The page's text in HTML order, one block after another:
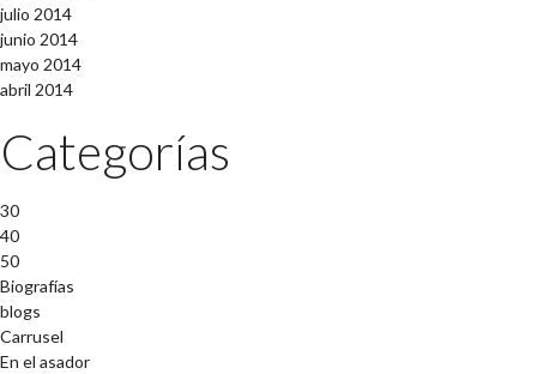
julio 2014
junio 2014
mayo 2014
abril 2014
Categorías
30
40
50
Biografías
blogs
Carrusel
En el asador